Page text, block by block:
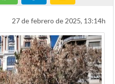
27 de febrero de 2025, 13:14h